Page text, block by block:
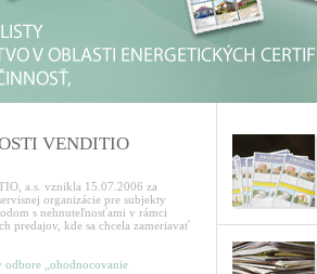
VENDITIO
a.s. vznikla 15.07.2006 za
organizácie pre subjekty
s nehnuteľnosťami v rámci
predajov, kde sa chcela zameriavať
„ohodnocovanie